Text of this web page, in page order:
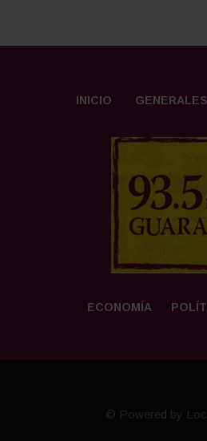
INICIO GENERALES
ECONOMÍA
© Powered by